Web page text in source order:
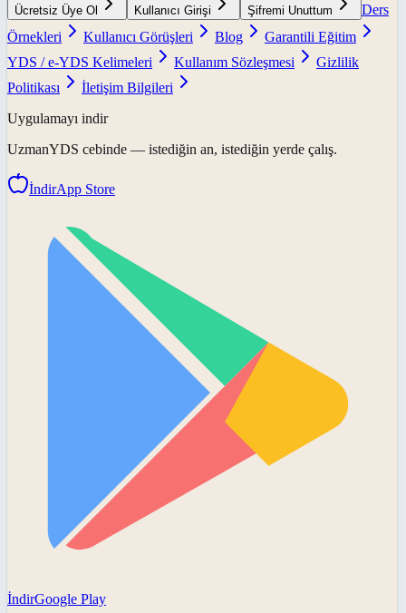
Ücretsiz Üye Ol Kullanıcı Girişi Şifremi Unuttum
Ders
Örnekleri
Kullanıcı Görüşleri Blog
Garantili Eğitim
YDS / e-YDS Kelimeleri
Kullanım Sözleşmesi
Gizlilik
Politikası
İletişim Bilgileri
Uygulamayı indir
UzmanYDS cebinde — istediğin an, istediğin yerde çalış.
İndirApp Store
İndirGoogle Play